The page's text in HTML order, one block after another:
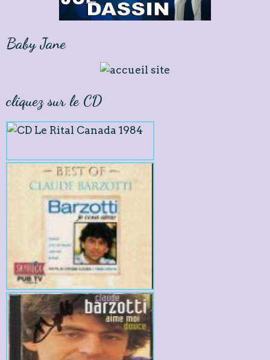
Baby Jane
cliquez sur le CD